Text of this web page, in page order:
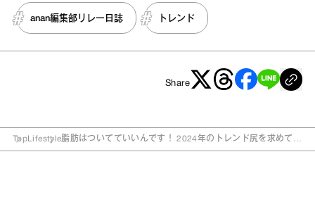
anan編集部リレー日誌 トレンド
Share
Top Lifestyle脂肪はついてていいんです！ 2024年のトレンド尻を求めて。